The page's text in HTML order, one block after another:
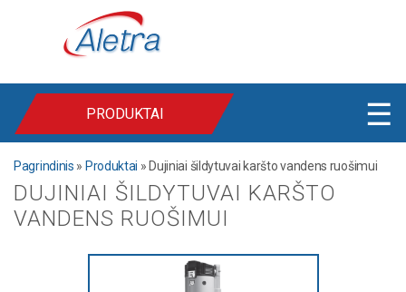
PRODUKTAI ☰
Pagrindinis » Produktai » Dujiniai šildytuvai karšto vandens ruošimui
DUJINIAI ŠILDYTUVAI KARŠTO
VANDENS RUOŠIMUI